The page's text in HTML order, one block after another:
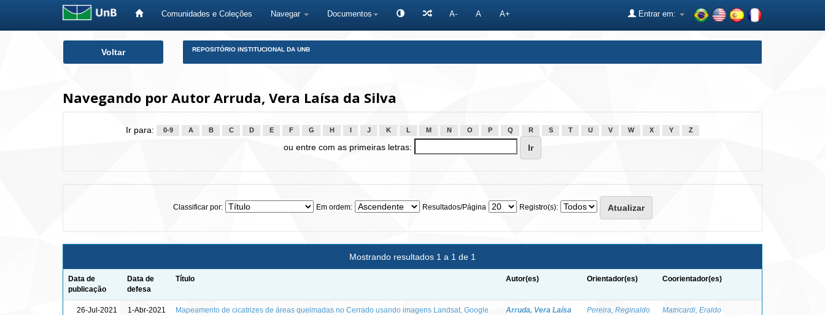
Comunidades e Coleções Navegar Documentos A- A A+ Entrar em:
Voltar REPOSITÓRIO INSTITUCIONAL DA UNB
Navegando por Autor Arruda, Vera Laísa da Silva
Ir para: 0-9 A B C D E F G H J K L M N O P Q R S T U V W X Y Z
ou entre com as primeiras letras:
Classificar por: Em ordem: Resultados/Página Registro(s):
Mostrando resultados 1 a 1 de 1
Data de
publicação
Data de
defesa
Título Autor(es) Orientador(es) Coorientador(es)
26-Jul-2021 1-Abr-2021
Mapeamento de cicatrizes de áreas queimadas no Cerrado usando imagens Landsat, Google
Arruda, Vera Laísa
Pereira, Reginaldo
Matricardi, Eraldo